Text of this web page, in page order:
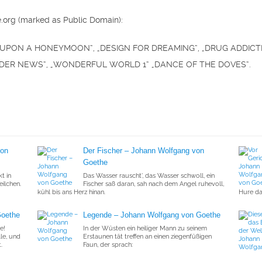
(marked as Public Domain):
A HONEYMOON“, „DESIGN FOR DREAMING“, „DRUG
NEWS“, „WONDERFUL WORLD 1“ „DANCE OF THE DOVES“.
in
Der Fischer – Johann Wolfgang von
Goethe
Das Wasser rauscht', das Wasser schwoll, ein
Fischer saß daran, sah nach dem Angel ruhevoll,
kühl bis ans Herz hinan.
Hure
und
Legende – Johann Wolfgang von Goethe
In der Wüsten ein heiliger Mann zu seinem
Erstaunen tät treffen an einen ziegenfüßigen
Faun, der sprach: